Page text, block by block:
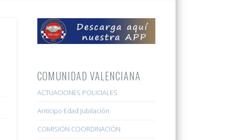
COMUNIDAD VALENCIANA
ACTUACIONES POLICIALES
Anticipo Edad Jubilación
COMISIÓN COORDINACIÓN